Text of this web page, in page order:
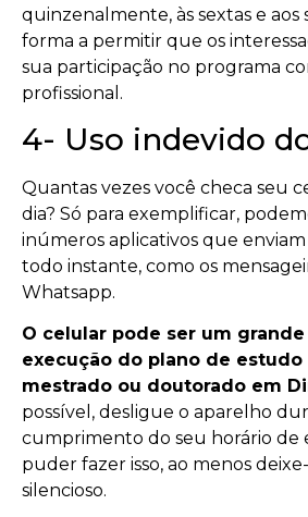
quinzenalmente, às sextas e aos
forma a permitir que os
sua participação no programa
profissional.
4- Uso indevido
Quantas vezes você checa seu
dia? Só para exemplificar,
inúmeros aplicativos que
todo instante, como os
Whatsapp.
O celular pode ser um
execução do plano de estudo
mestrado ou doutorado em
possível, desligue o aparelho
cumprimento do seu horário de
puder fazer isso, ao menos
silencioso.